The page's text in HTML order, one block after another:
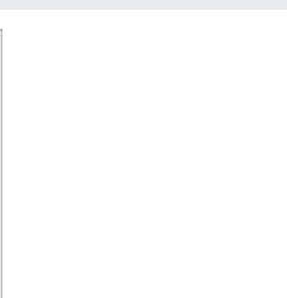
Contacte